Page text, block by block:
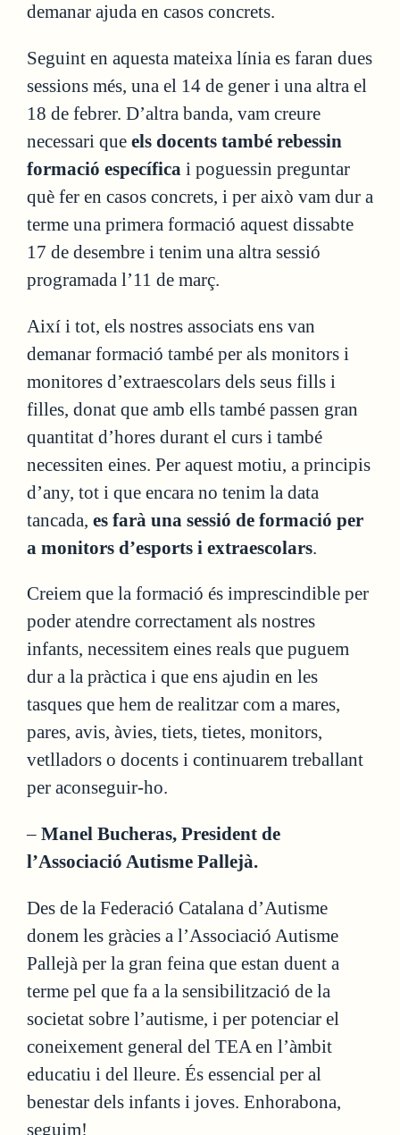
demanar ajuda en casos concrets.
Seguint en aquesta mateixa línia es faran dues
sessions més, una el 14 de gener i una altra el
18 de febrer. D’altra banda, vam creure
necessari que els docents també rebessin
formació específica i poguessin preguntar
què fer en casos concrets, i per això vam dur a
terme una primera formació aquest dissabte
17 de desembre i tenim una altra sessió
programada l’11 de març.
Així i tot, els nostres associats ens van
demanar formació també per als monitors i
monitores d’extraescolars dels seus fills i
filles, donat que amb ells també passen gran
quantitat d’hores durant el curs i també
necessiten eines. Per aquest motiu, a principis
d’any, tot i que encara no tenim la data
tancada, es farà una sessió de formació per
a monitors d’esports i extraescolars.
Creiem que la formació és imprescindible per
poder atendre correctament als nostres
infants, necessitem eines reals que puguem
dur a la pràctica i que ens ajudin en les
tasques que hem de realitzar com a mares,
pares, avis, àvies, tiets, tietes, monitors,
vetlladors o docents i continuarem treballant
per aconseguir-ho.
– Manel Bucheras, President de
l’Associació Autisme Pallejà.
Des de la Federació Catalana d’Autisme
donem les gràcies a l’Associació Autisme
Pallejà per la gran feina que estan duent a
terme pel que fa a la sensibilització de la
societat sobre l’autisme, i per potenciar el
coneixement general del TEA en l’àmbit
educatiu i del lleure. És essencial per al
benestar dels infants i joves. Enhorabona,
seguim!